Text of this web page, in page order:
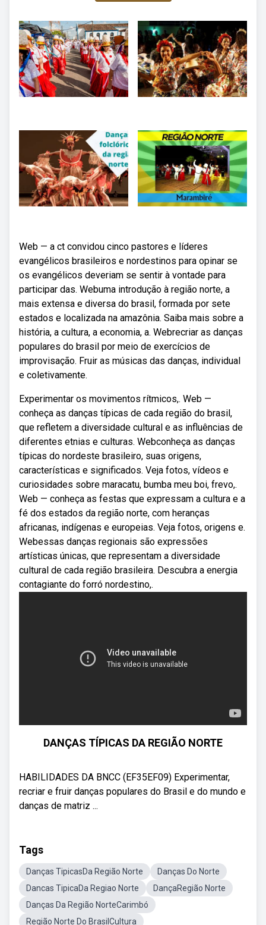
Web — a ct convidou cinco pastores e líderes
evangélicos brasileiros e nordestinos para opinar se
os evangélicos deveriam se sentir à vontade para
participar das. Webuma introdução à região norte, a
mais extensa e diversa do brasil, formada por sete
estados e localizada na amazônia. Saiba mais sobre a
história, a cultura, a economia, a. Webrecriar as danças
populares do brasil por meio de exercícios de
improvisação. Fruir as músicas das danças, individual
e coletivamente.
Experimentar os movimentos rítmicos,. Web —
conheça as danças típicas de cada região do brasil,
que refletem a diversidade cultural e as influências de
diferentes etnias e culturas. Webconheça as danças
típicas do nordeste brasileiro, suas origens,
características e significados. Veja fotos, vídeos e
curiosidades sobre maracatu, bumba meu boi, frevo,.
Web — conheça as festas que expressam a cultura e a
fé dos estados da região norte, com heranças
africanas, indígenas e europeias. Veja fotos, origens e.
Webessas danças regionais são expressões
artísticas únicas, que representam a diversidade
cultural de cada região brasileira. Descubra a energia
contagiante do forró nordestino,.
DANÇAS TÍPICAS DA REGIÃO NORTE
HABILIDADES DA BNCC (EF35EF09) Experimentar,
recriar e fruir danças populares do Brasil e do mundo e
danças de matriz ...
Tags
Danças TipicasDa Região Norte
Danças Do Norte
Dancas TipicaDa Regiao Norte
DançaRegião Norte
Danças Da Região NorteCarimbó
Região Norte Do BrasilCultura